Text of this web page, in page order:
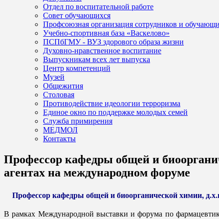
Отдел по воспитательной работе
Совет обучающихся
Профсоюзная организация сотрудников и
Учебно-спортивная база «Васкелово»
ПСПбГМУ - ВУЗ здорового образа жизни
Духовно-нравственное воспитание
Выпускникам всех лет выпуска
Центр компетенций
Музей
Общежития
Столовая
Противодействие идеологии терроризма
Единое окно по поддержке молодых семей
Служба примирения
МЕДМОЛ
Контакты
Профессор кафедры общей и
агентах на международном форуме
Профессор кафедры общей и биоорганической химии,
В рамках Международной выставки и форума по